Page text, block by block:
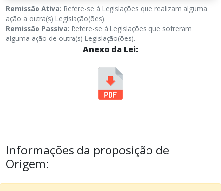
Remissão Ativa: Refere-se à Legislações que realizam alguma
ação a outra(s) Legislação(ões).
Remissão Passiva: Refere-se à Legislações que sofreram
alguma ação de outra(s) Legislação(ões).
Anexo da Lei:
Informações da proposição de
Origem: